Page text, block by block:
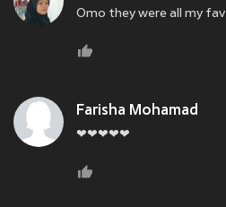
Omo they were all my fav
Farisha Mohamad
❤❤❤❤❤